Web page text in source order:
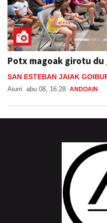
Potx magoak girotu du
SAN ESTEBAN JAIAK
Aiurri abu 08, 16:28 ANDOAIN